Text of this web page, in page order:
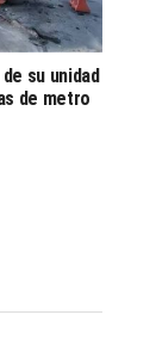
su unidad
de metro